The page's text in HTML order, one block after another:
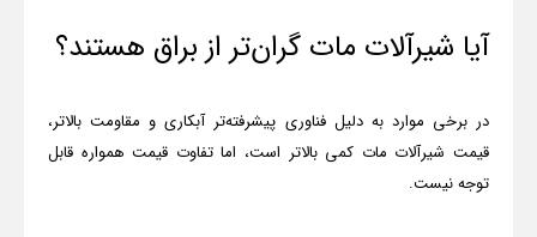
آیا شیرآلات مات گران‌تر از براق هستند؟
در برخی موارد به دلیل فناوری پیشرفته‌تر آبکاری و مقاومت بالاتر،
قیمت شیرآلات مات کمی بالاتر است، اما تفاوت قیمت همواره قابل
توجه نیست.